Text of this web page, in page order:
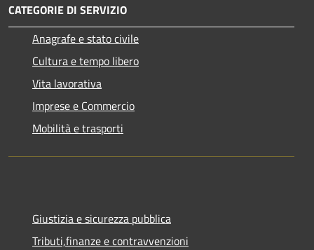
CATEGORIE DI SERVIZIO
Anagrafe e stato civile
Cultura e tempo libero
Vita lavorativa
Imprese e Commercio
Mobilità e trasporti
Giustizia e sicurezza pubblica
Tributi,finanze e contravvenzioni